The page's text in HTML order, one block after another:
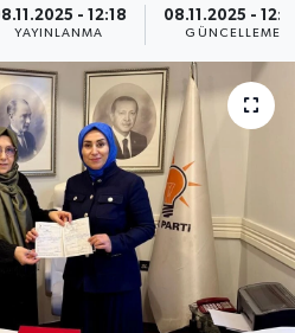
- 12:18
YAYINLANMA
08.11.2025 -
GÜNCELLEME